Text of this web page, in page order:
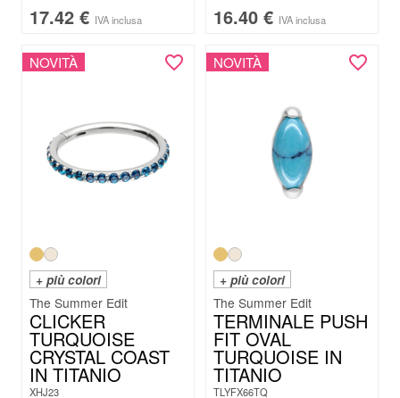
17.42 € IVA inclusa 16.40 € IVA inclusa
NOVITÀ
+ più colori
The Summer Edit
CLICKER
TURQUOISE
CRYSTAL COAST
IN TITANIO
XHJ23
NOVITÀ
+ più colori
The Summer Edit
TERMINALE PUSH
FIT OVAL
TURQUOISE IN
TITANIO
TLYFX66TQ